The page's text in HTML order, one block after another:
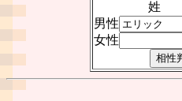
姓
男性
女性